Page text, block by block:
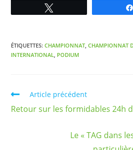
ÉTIQUETTES:CHAMPIONNAT, CHAMPIONNAT
INTERNATIONAL, PODIUM
Article précédent
Retour sur les formidables 24h
Le « TAG dans